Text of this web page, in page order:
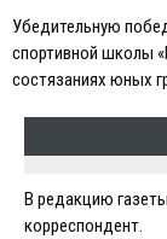
Убедительную
спортивной школы
состязаниях юных
В редакцию
корреспондент.